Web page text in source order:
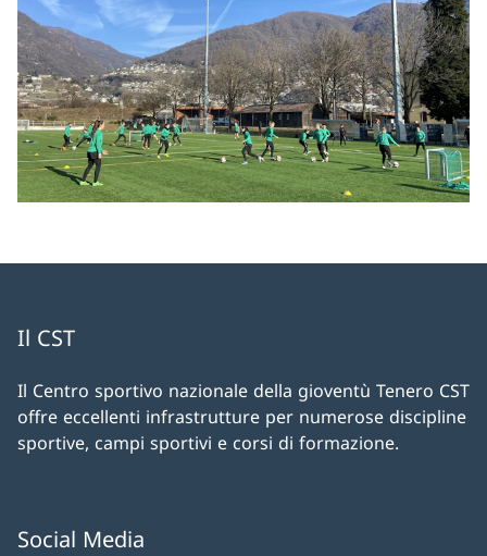
Il CST
Il Centro sportivo nazionale della gioventù Tenero CST
offre eccellenti infrastrutture per numerose discipline
sportive, campi sportivi e corsi di formazione.
Social Media